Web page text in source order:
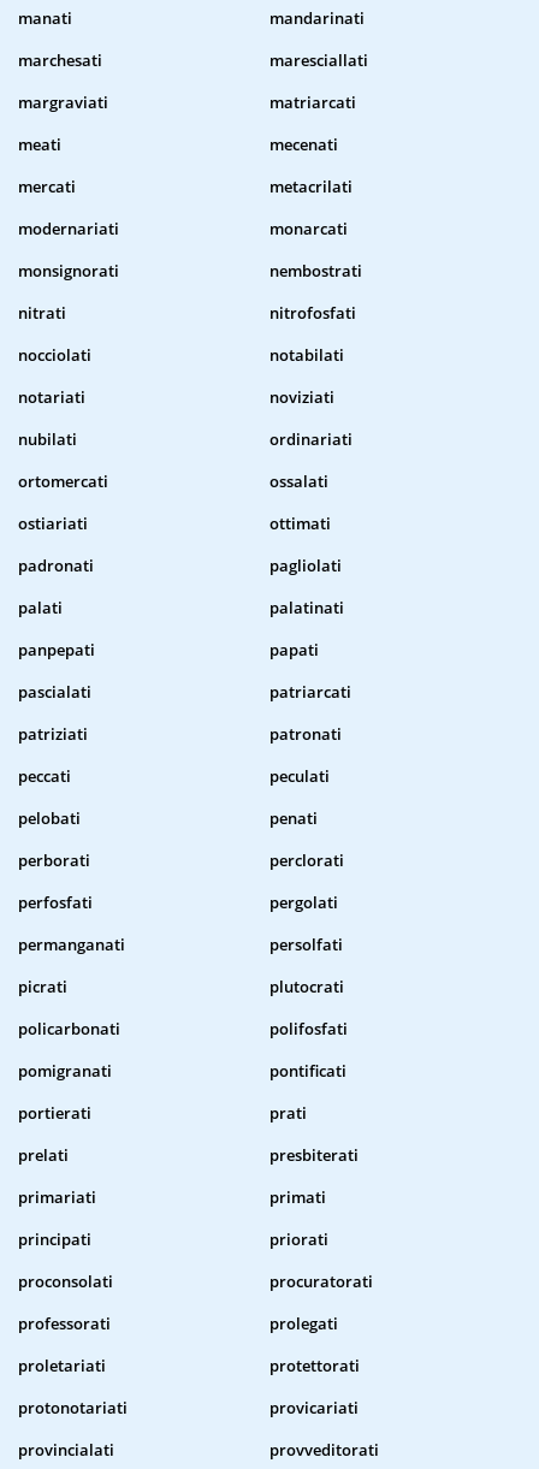
manati
mandarinati
marchesati
maresciallati
margraviati
matriarcati
meati
mecenati
mercati
metacrilati
modernariati
monarcati
monsignorati
nembostrati
nitrati
nitrofosfati
nocciolati
notabilati
notariati
noviziati
nubilati
ordinariati
ortomercati
ossalati
ostiariati
ottimati
padronati
pagliolati
palati
palatinati
panpepati
papati
pascialati
patriarcati
patriziati
patronati
peccati
peculati
pelobati
penati
perborati
perclorati
perfosfati
pergolati
permanganati
persolfati
picrati
plutocrati
policarbonati
polifosfati
pomigranati
pontificati
portierati
prati
prelati
presbiterati
primariati
primati
principati
priorati
proconsolati
procuratorati
professorati
prolegati
proletariati
protettorati
protonotariati
provicariati
provincialati
provveditorati